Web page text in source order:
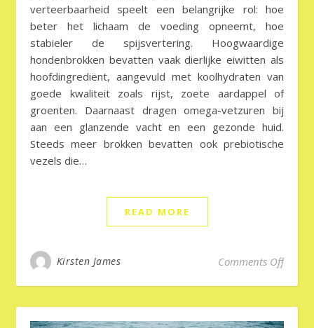
verteerbaarheid speelt een belangrijke rol: hoe
beter het lichaam de voeding opneemt, hoe
stabieler de spijsvertering. Hoogwaardige
hondenbrokken bevatten vaak dierlijke eiwitten als
hoofdingrediënt, aangevuld met koolhydraten van
goede kwaliteit zoals rijst, zoete aardappel of
groenten. Daarnaast dragen omega-vetzuren bij
aan een glanzende vacht en een gezonde huid.
Steeds meer brokken bevatten ook prebiotische
vezels die…
READ MORE
Kirsten James Comments Offon